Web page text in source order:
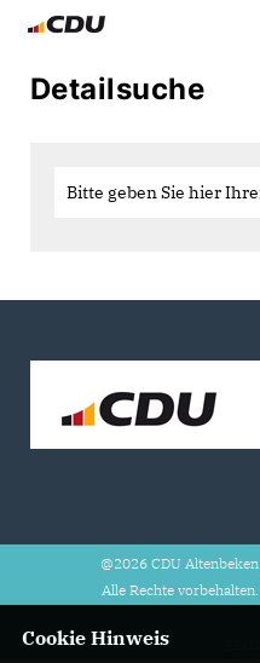
Detailsuche
@2026 CDU Altenbeken
Alle Rechte vorbehalten.
Cookie Hinweis